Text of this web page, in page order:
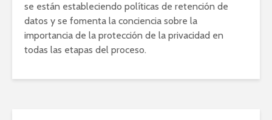
se están estableciendo políticas de retención de
datos y se fomenta la conciencia sobre la
importancia de la protección de la privacidad en
todas las etapas del proceso.